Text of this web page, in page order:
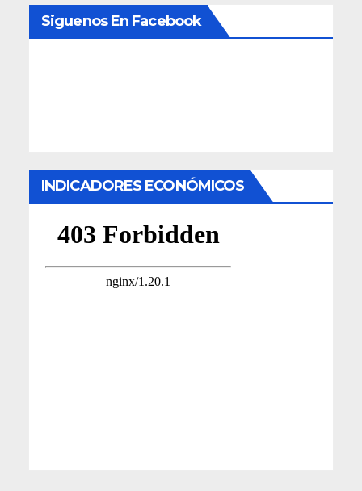
Siguenos En Facebook
INDICADORES ECONÓMICOS